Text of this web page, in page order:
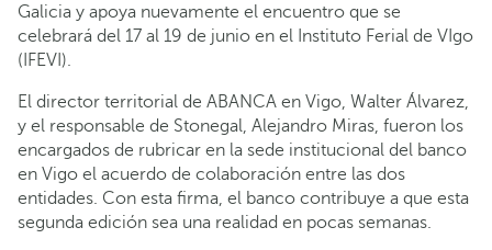
Galicia y apoya nuevamente el encuentro que se
celebrará del 17 al 19 de junio en el Instituto Ferial de VIgo
(IFEVI).
El director territorial de ABANCA en Vigo, Walter Álvarez,
y el responsable de Stonegal, Alejandro Miras, fueron los
encargados de rubricar en la sede institucional del banco
en Vigo el acuerdo de colaboración entre las dos
entidades. Con esta firma, el banco contribuye a que esta
segunda edición sea una realidad en pocas semanas.